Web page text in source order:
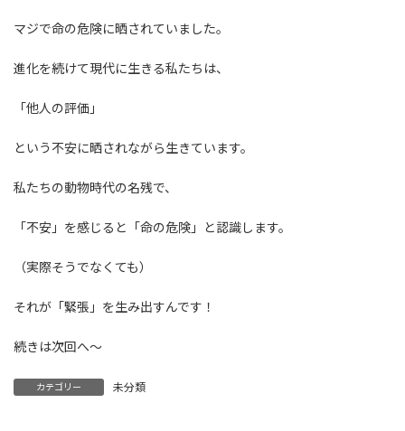
マジで命の危険に晒されていました。
進化を続けて現代に生きる私たちは、
「他人の評価」
という不安に晒されながら生きています。
私たちの動物時代の名残で、
「不安」を感じると「命の危険」と認識します。
（実際そうでなくても）
それが「緊張」を生み出すんです！
続きは次回へ〜
カテゴリー 未分類